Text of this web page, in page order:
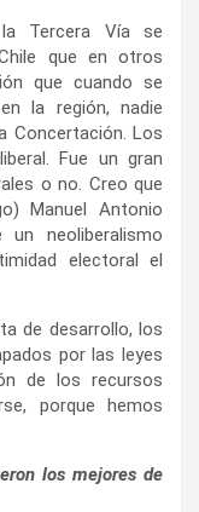
la Tercera Vía se
que en otros
que cuando se
la región, nadie
Concertación. Los
Fue un gran
o no. Creo que
Manuel Antonio
neoliberalismo
electoral el
de desarrollo, los
por las leyes
de los recursos
porque hemos
los mejores de